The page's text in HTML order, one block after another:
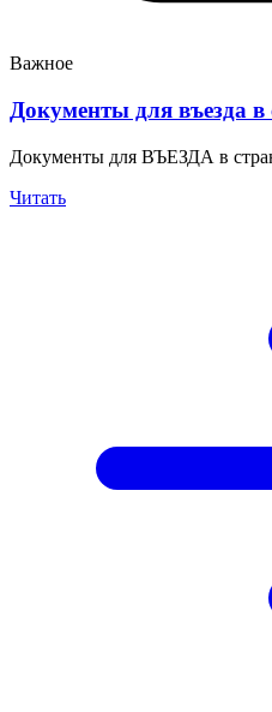
Важное
Документы для въезда в
Документы для ВЪЕЗДА в
Читать